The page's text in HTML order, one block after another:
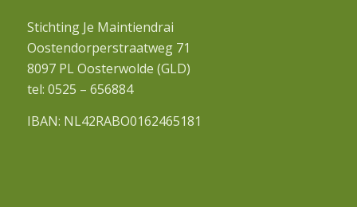
Stichting Je Maintiendrai
Oostendorperstraatweg 71
8097 PL Oosterwolde (GLD)
tel: 0525 – 656884
IBAN: NL42RABO0162465181